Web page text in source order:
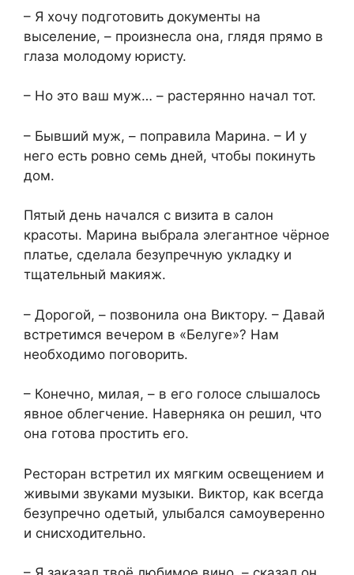
– Я хочу подготовить документы на
выселение, – произнесла она, глядя прямо в
глаза молодому юристу.
– Но это ваш муж… – растерянно начал тот.
– Бывший муж, – поправила Марина. – И у
него есть ровно семь дней, чтобы покинуть
дом.
Пятый день начался с визита в салон
красоты. Марина выбрала элегантное чёрное
платье, сделала безупречную укладку и
тщательный макияж.
– Дорогой, – позвонила она Виктору. – Давай
встретимся вечером в «Белуге»? Нам
необходимо поговорить.
– Конечно, милая, – в его голосе слышалось
явное облегчение. Наверняка он решил, что
она готова простить его.
Ресторан встретил их мягким освещением и
живыми звуками музыки. Виктор, как всегда
безупречно одетый, улыбался самоуверенно
и снисходительно.